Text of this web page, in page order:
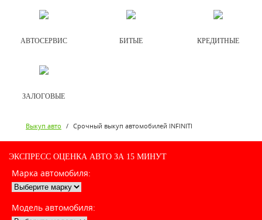
АВТОСЕРВИС БИТЫЕ КРЕДИТНЫЕ
ЗАЛОГОВЫЕ
Выкуп авто / Срочный выкуп автомобилей INFINITI
ЭКСПРЕСС ОЦЕНКА АВТО ЗА 15 МИНУТ
Марка автомобиля:
Модель автомобиля: